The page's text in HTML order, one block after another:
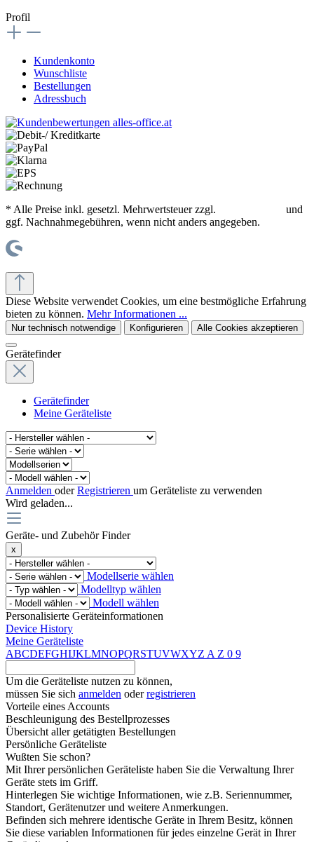
Profil
Kundenkonto
Wunschliste
Bestellungen
Adressbuch
* Alle Preise inkl. gesetzl. Mehrwertsteuer zzgl.
und
ggf. Nachnahmegebühren, wenn nicht anders angegeben.
Diese Website verwendet Cookies, um eine bestmögliche Erfahrung
bieten zu können. Mehr Informationen ...
Nur technisch notwendige Konfigurieren Alle Cookies akzeptieren
Gerätefinder
Gerätefinder
Meine Geräteliste
Anmelden oderRegistrieren um Geräteliste zu verwenden
Wird geladen...
Geräte- und Zubehör Finder
x
Modellserie wählen
Modelltyp wählen
Modell wählen
Personalisierte Geräteinformationen
Device History
Meine Geräteliste
ABCDEFGHIJKLMNOPQRSTUVWXYZ A Z 0 9
Um die Geräteliste nutzen zu können,
müssen Sie sich anmelden oderregistrieren
Vorteile eines Accounts
Beschleunigung des Bestellprozesses
Übersicht aller getätigten Bestellungen
Persönliche Geräteliste
Wußten Sie schon?
Mit Ihrer persönlichen Geräteliste haben Sie die Verwaltung Ihrer
Geräte stets im Griff.
Hinterlegen Sie wichtige Informationen, wie z.B. Seriennummer,
Standort, Gerätenutzer und weitere Anmerkungen.
Befinden sich mehrere identische Geräte in Ihrem Besitz, können
Sie diese variablen Informationen für jedes einzelne Gerät in Ihrer